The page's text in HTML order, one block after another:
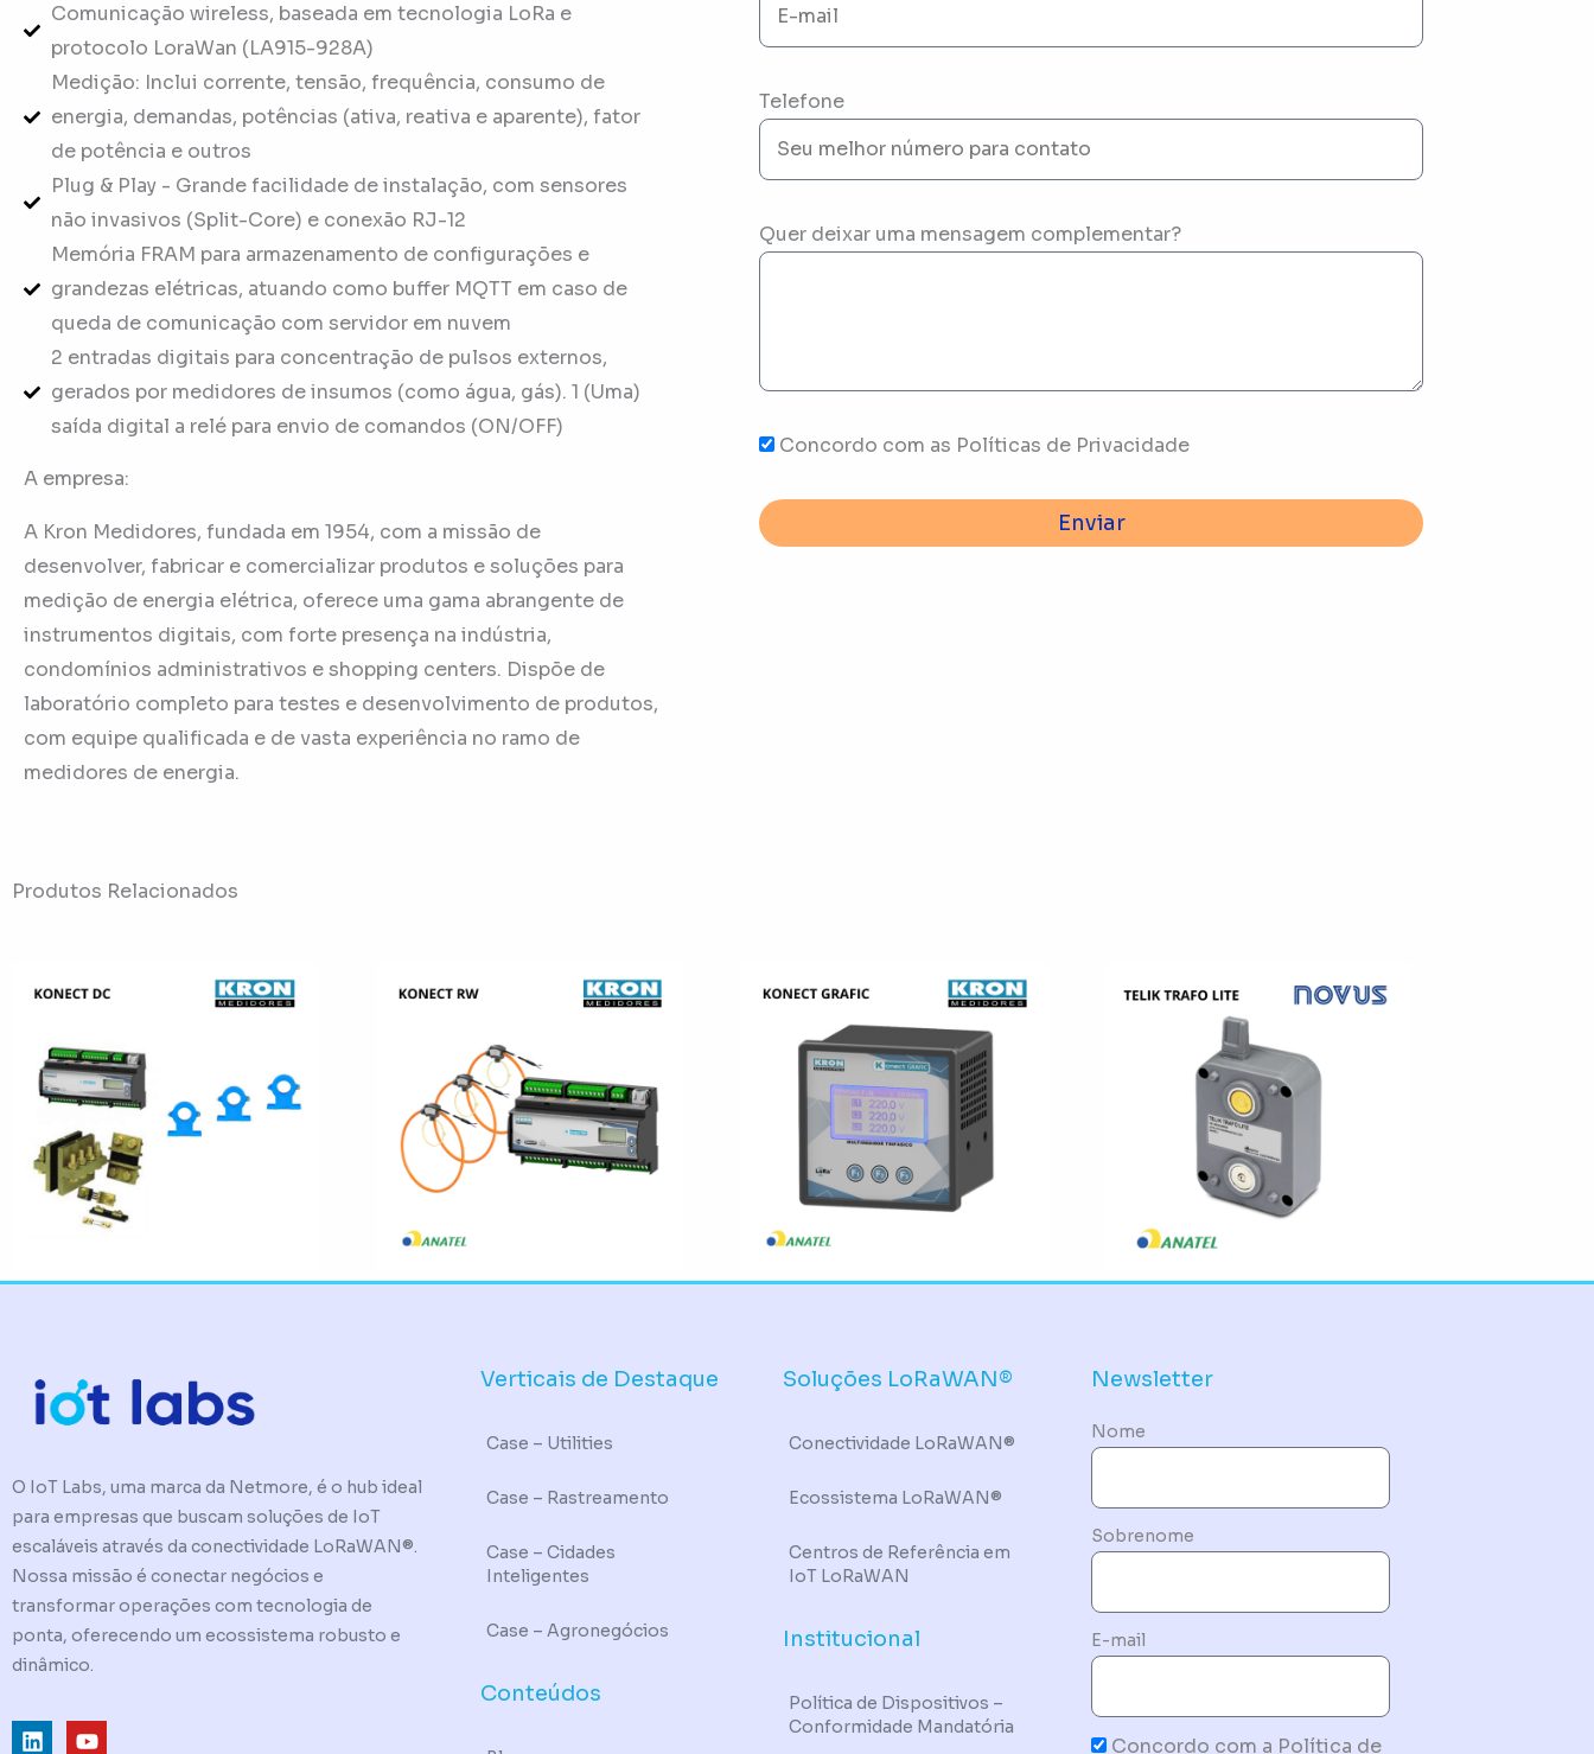
Comunicação wireless, baseada em tecnologia LoRa e
protocolo LoraWan (LA915-928A)
Medição: Inclui corrente, tensão, frequência, consumo de
energia, demandas, potências (ativa, reativa e aparente), fator
de potência e outros
Plug & Play - Grande facilidade de instalação, com sensores
não invasivos (Split-Core) e conexão RJ-12
Memória FRAM para armazenamento de configurações e
grandezas elétricas, atuando como buffer MQTT em caso de
queda de comunicação com servidor em nuvem
2 entradas digitais para concentração de pulsos externos,
gerados por medidores de insumos (como água, gás). 1 (Uma)
saída digital a relé para envio de comandos (ON/OFF)
A empresa:
A Kron Medidores, fundada em 1954, com a missão de
desenvolver, fabricar e comercializar produtos e soluções para
medição de energia elétrica, oferece uma gama abrangente de
instrumentos digitais, com forte presença na indústria,
condomínios administrativos e shopping centers. Dispõe de
laboratório completo para testes e desenvolvimento de produtos,
com equipe qualificada e de vasta experiência no ramo de
medidores de energia.
Telefone
Quer deixar uma mensagem complementar?
Concordo com as Políticas de Privacidade
Enviar
Produtos Relacionados
O IoT Labs, uma marca da Netmore, é o hub ideal
para empresas que buscam soluções de IoT
escaláveis através da conectividade LoRaWAN®.
Nossa missão é conectar negócios e
transformar operações com tecnologia de
ponta, oferecendo um ecossistema robusto e
dinâmico.
L Y
Verticais de Destaque
Case – Utilities
Case – Rastreamento
Case – Cidades
Inteligentes
Case – Agronegócios
Conteúdos
Soluções LoRaWAN®
Conectividade LoRaWAN®
Ecossistema LoRaWAN®
Centros de Referência em
IoT LoRaWAN
Institucional
Política de Dispositivos –
Conformidade Mandatória
Newsletter
Nome
Sobrenome
E-mail
Concordo com a Política de